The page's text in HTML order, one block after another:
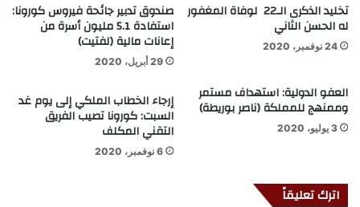
تخليد الذكرى الـ22 لوفاة المغفور
له الحسن الثاني
24 نوفمبر، 2020
صندوق تدبير جائحة فيروس كورونا:
استفادة 5.1 مليون أسرة من
إعانات مالية (لفتيت)
29 أبريل، 2020
العفو الدولية: استهداف مستمر
وممنهج للمملكة (ناصر بوريطة)
3 يوليو، 2020
إرجاء الخطاب الملكي إلى يوم غد
السبت: كورونا تصيب الفريق
التقني المكلف
6 نوفمبر، 2020
اترك تعليقاً